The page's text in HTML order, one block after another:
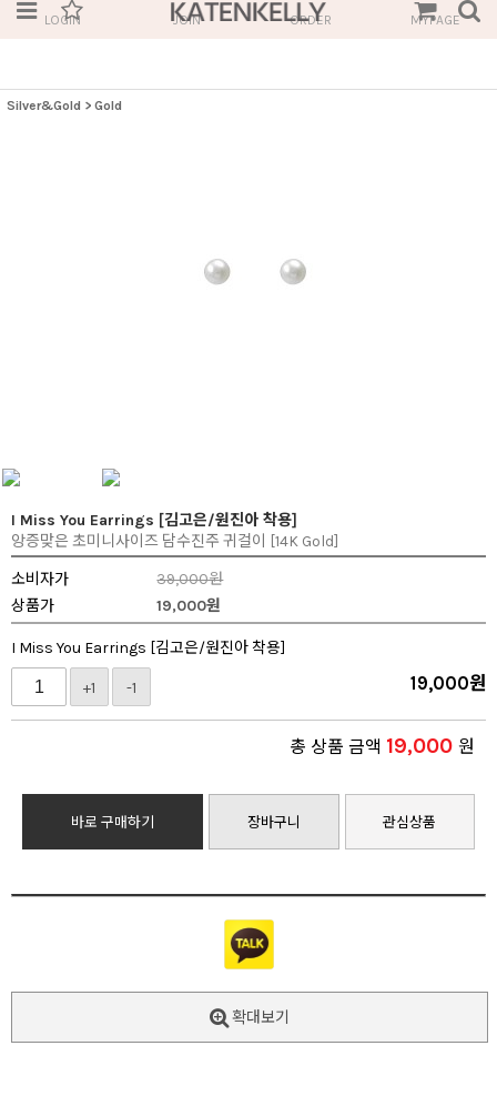
LOGIN JOIN ORDER MYPAGE
Silver&Gold > Gold
I Miss You Earrings [김고은/원진아 착용]
앙증맞은 초미니사이즈 담수진주 귀걸이 [14K Gold]
소비자가
39,000원
상품가
19,000원
I Miss You Earrings [김고은/원진아 착용]
+1 -1 19,000원
총 상품 금액 19,000 원
바로 구매하기 장바구니 관심상품
확대보기